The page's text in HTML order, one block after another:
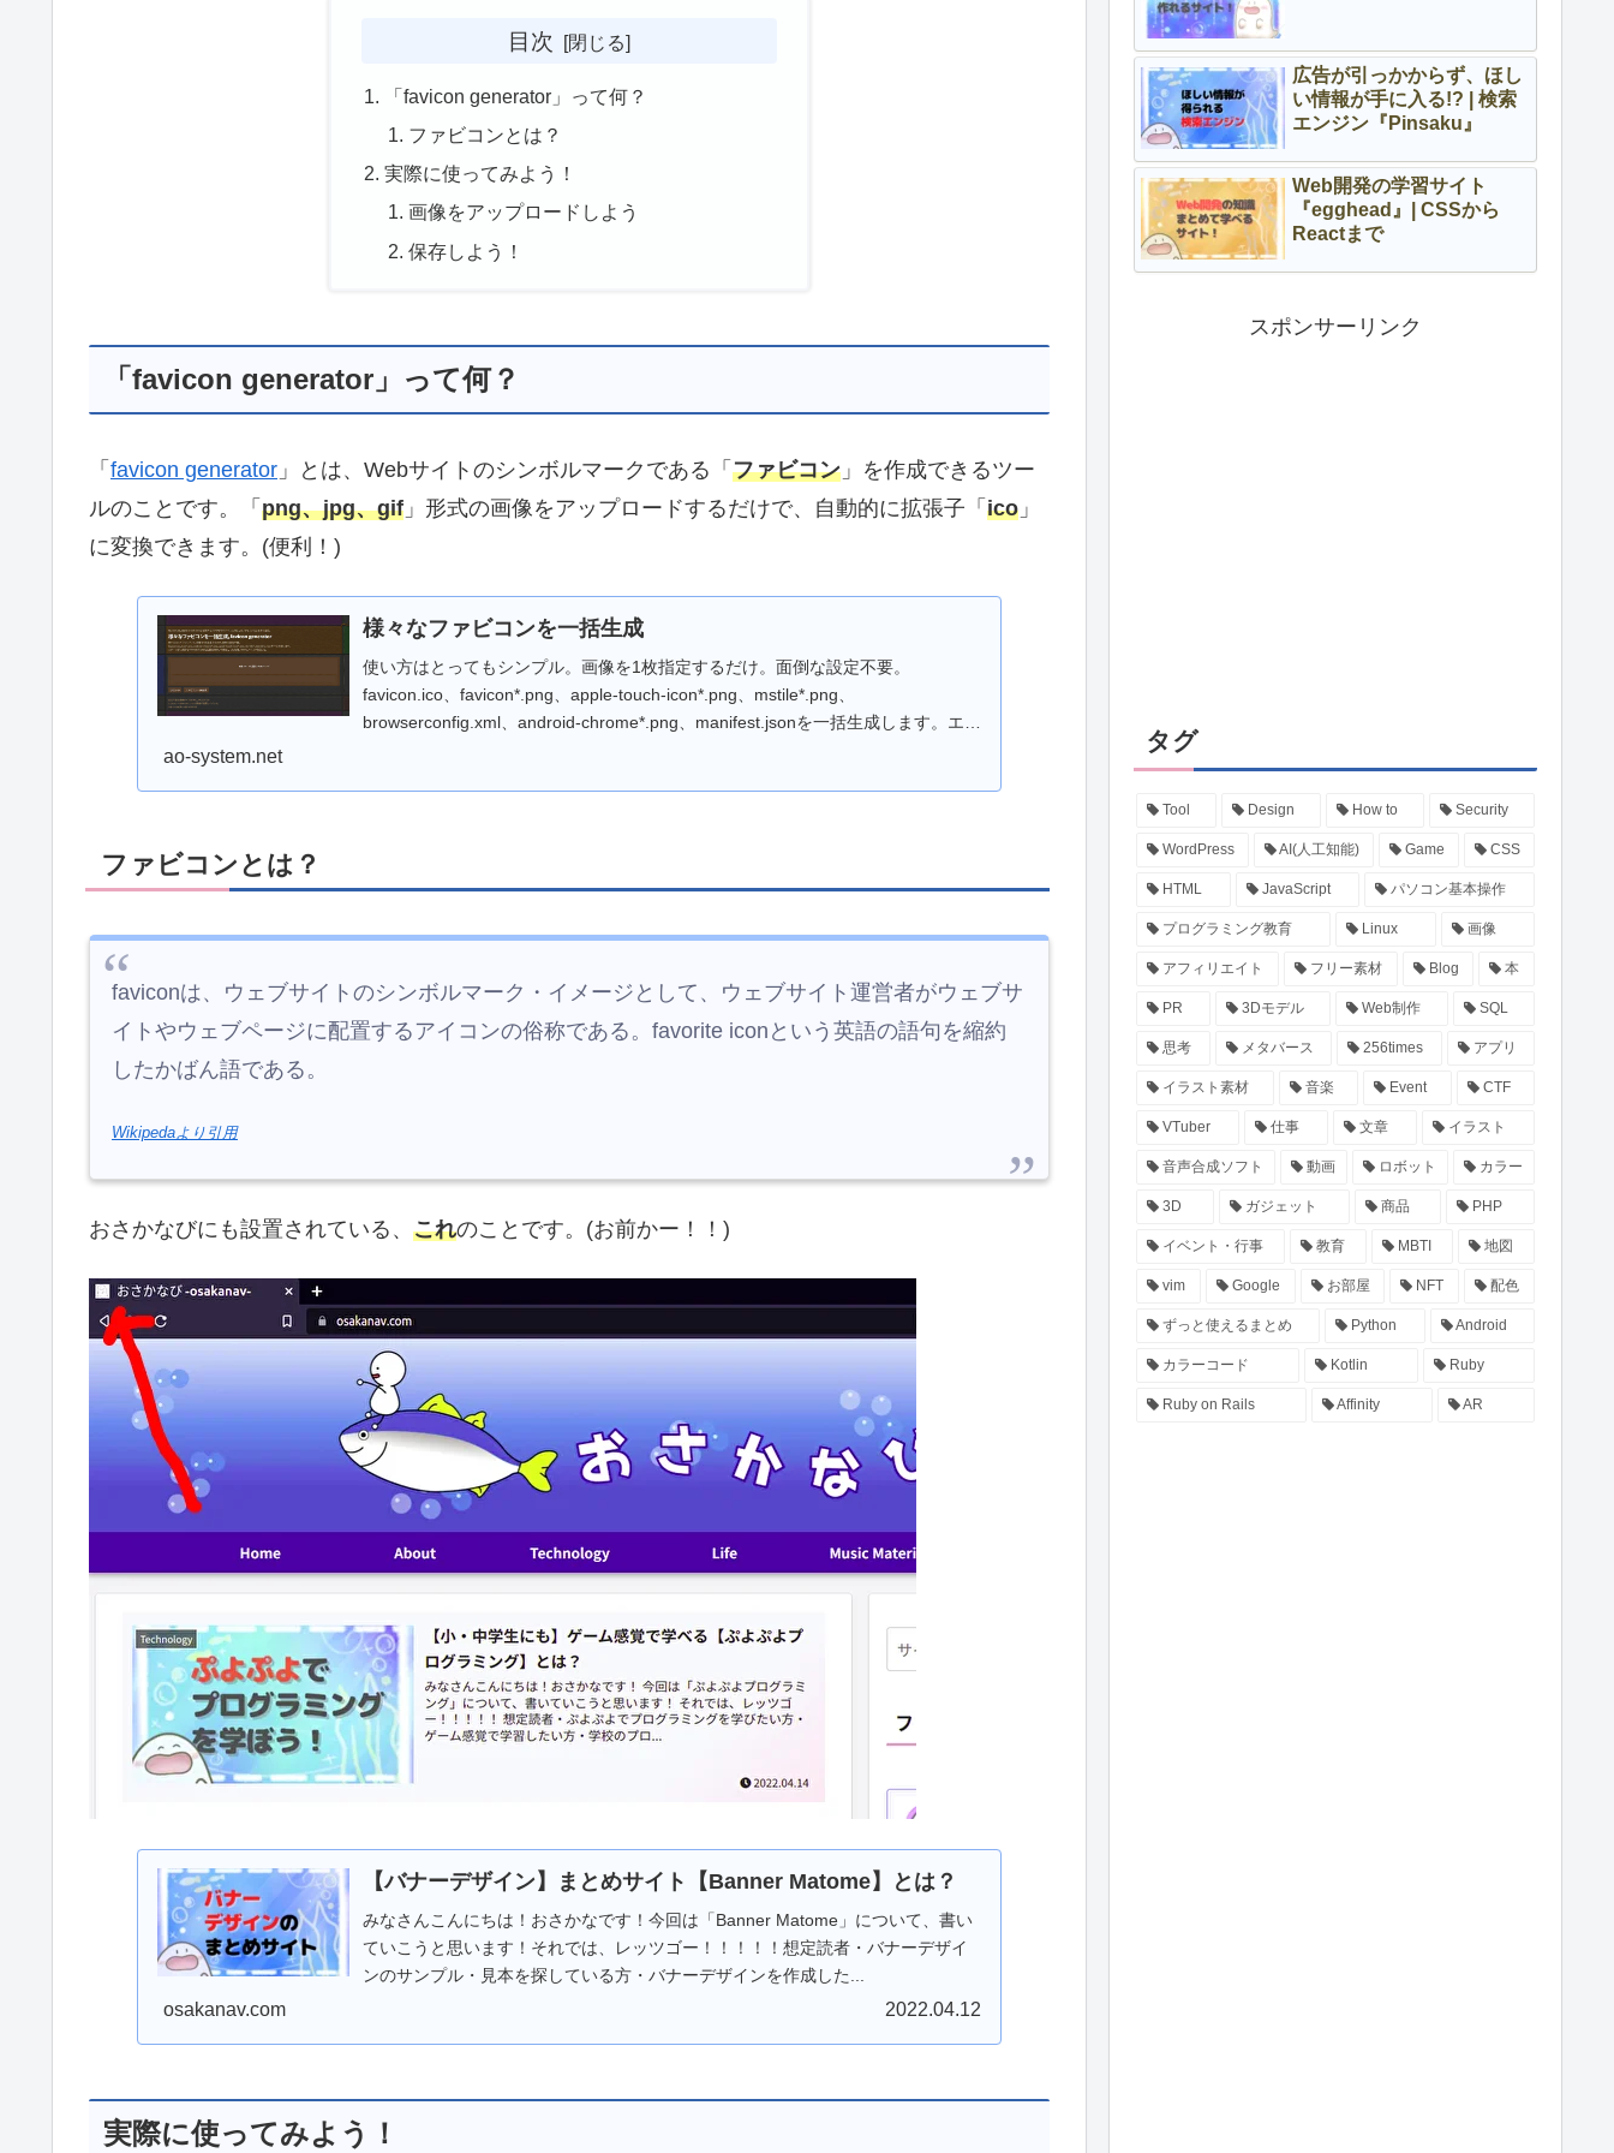
目次
「favicon generator」って何？
ファビコンとは？
実際に使ってみよう！
画像をアップロードしよう
保存しよう！
「favicon generator」って何？
「 favicon generator 」とは、Webサイトのシンボルマークである「 ファビコン 」を作成できるツー
ルのことです。「 png、jpg、gif 」形式の画像をアップロードするだけで、自動的に拡張子「 ico 」
に変換できます。(便利！)
様々なファビコンを一括生成
使い方はとってもシンプル。画像を1枚指定するだけ。面倒な設定不要。
favicon.ico、favicon*.png、apple-touch-icon*.png、mstile*.png、
browserconfig.xml、android-chrome*.png、manifest.jsonを一括生成します。エラ
ao-system.net
ファビコンとは？
faviconは、ウェブサイトのシンボルマーク・イメージとして、ウェブサイト運営者がウェブサ
イトやウェブページに配置するアイコンの俗称である。favorite iconという英語の語句を縮約
したかばん語である。
Wikipedaより引用
おさかなびにも設置されている、 これのことです。(お前かー！！)
【バナーデザイン】まとめサイト【Banner Matome】とは？
みなさんこんにちは！おさかなです！今回は「Banner Matome」について、書い
ていこうと思います！それでは、レッツゴー！！！！！想定読者・バナーデザイ
ンのサンプル・見本を探している方・バナーデザインを作成した...
osakanav.com 2022.04.12
実際に使ってみよう！
広告が引っかからず、ほし
い情報が手に入る!? | 検索
エンジン『Pinsaku』
Web開発の学習サイト
『egghead』| CSSから
Reactまで
スポンサーリンク
タグ
Tool Design How to Security
WordPress AI(人工知能) Game CSS
HTML JavaScript パソコン基本操作
プログラミング教育 Linux 画像
アフィリエイト フリー素材 Blog 本
PR 3Dモデル Web制作 SQL
思考 メタバース 256times アプリ
イラスト素材 音楽 Event CTF
VTuber 仕事 文章 イラスト
音声合成ソフト 動画 ロボット カラー
3D ガジェット 商品 PHP
イベント・行事 教育 MBTI 地図
vim Google お部屋 NFT 配色
ずっと使えるまとめ Python Android
カラーコード Kotlin Ruby
Ruby on Rails Affinity AR